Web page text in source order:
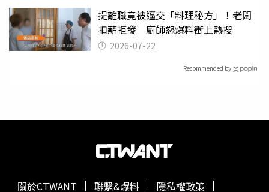
提離職竟被逼交「料理秘方」！老闆
扣薪拒發 廚師怒爆料衝上熱搜
2026-07-22
Recommended by
關於CTWANT 聯繫&爆料 隱私權政策